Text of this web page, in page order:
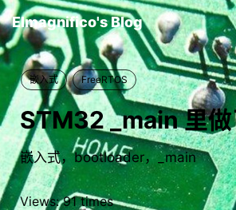
Elmagnifico's Blog
嵌入式 FreeRTOS
STM32 _main 里
嵌入式，bootloader，_main
Views:91times